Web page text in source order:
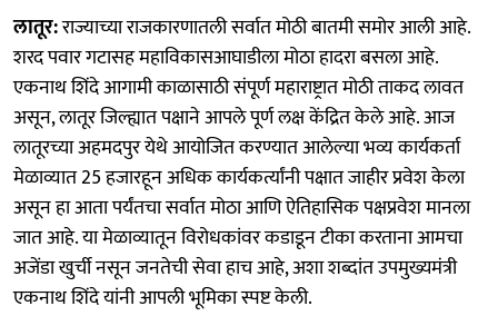
लातूर:राज्याच्या राजकारणातली सर्वात मोठी बातमी समोर आली आहे.
शरद पवार गटासह महाविकासआघाडीला मोठा हादरा बसला आहे.
एकनाथ शिंदे आगामी काळासाठी संपूर्ण महाराष्ट्रात मोठी ताकद लावत
असून, लातूर जिल्ह्यात पक्षाने आपले पूर्ण लक्ष केंद्रित केले आहे. आज
लातूरच्या अहमदपुर येथे आयोजित करण्यात आलेल्या भव्य कार्यकर्ता
मेळाव्यात 25 हजारहून अधिक कार्यकर्त्यांनी पक्षात जाहीर प्रवेश केला
असून हा आता पर्यंतचा सर्वात मोठा आणि ऐतिहासिक पक्षप्रवेश मानला
जात आहे. या मेळाव्यातून विरोधकांवर कडाडून टीका करताना आमचा
अजेंडा खुर्ची नसून जनतेची सेवा हाच आहे, अशा शब्दांत उपमुख्यमंत्री
एकनाथ शिंदे यांनी आपली भूमिका स्पष्ट केली.